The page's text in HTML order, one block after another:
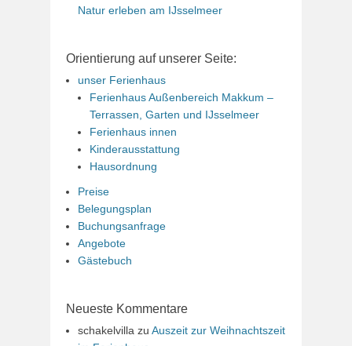
Natur erleben am IJsselmeer
Orientierung auf unserer Seite:
unser Ferienhaus
Ferienhaus Außenbereich Makkum –
Terrassen, Garten und IJsselmeer
Ferienhaus innen
Kinderausstattung
Hausordnung
Preise
Belegungsplan
Buchungsanfrage
Angebote
Gästebuch
Neueste Kommentare
schakelvilla zu Auszeit zur Weihnachtszeit